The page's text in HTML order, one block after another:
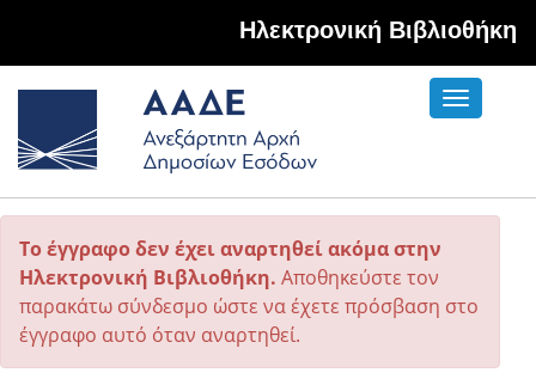
Hλεκτρονική Βιβλιοθήκη
Toggle
Το έγγραφο δεν έχει αναρτηθεί ακόμα στην
Ηλεκτρονική Βιβλιοθήκη. Αποθηκεύστε τον
παρακάτω σύνδεσμο ώστε να έχετε πρόσβαση στο
έγγραφο αυτό όταν αναρτηθεί.